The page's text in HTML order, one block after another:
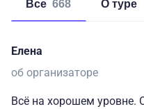
Все 668 о туре
Елена
об организаторе
Всё на хорошем уровне.